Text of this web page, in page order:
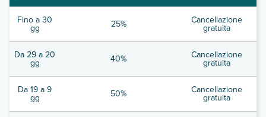
Fino a 30
gg 25% Cancellazione
gratuita
Da 29 a 20
gg 40% Cancellazione
gratuita
Da 19 a 9
gg 50% Cancellazione
gratuita